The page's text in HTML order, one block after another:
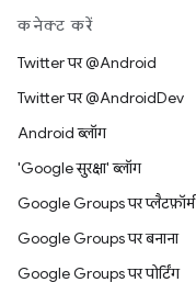
कनेक्ट करें
Twitter पर @Android
Twitter पर @AndroidDev
Android ब्लॉग
'Google सुरक्षा' ब्लॉग
Google Groups पर प्लैटफ़ॉर्म
Google Groups पर बनाना
Google Groups पर पोर्टिंग